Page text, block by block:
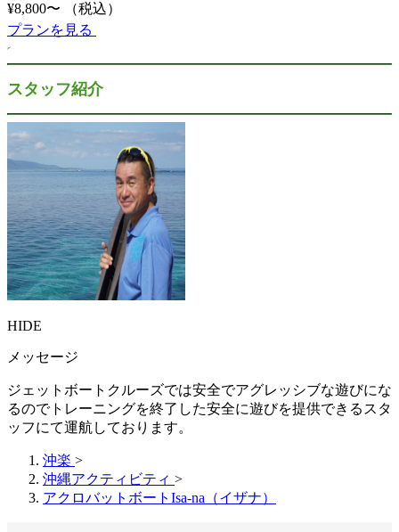
¥8,800〜
（税込）
プランを見る
スタッフ紹介
HIDE
メッセージ
ジェットボートクルーズでは安全でアグレッシブな遊びにな
るのでトレーニングを終了した安全に遊びを提供できるスタ
ッフにて運航しております。
沖楽 >
沖縄アクティビティ >
アクロバットボートIsa-na（イザナ）